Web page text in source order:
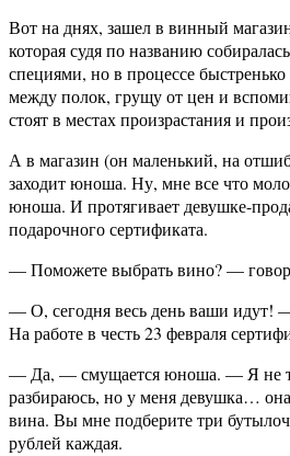
Вот на днях, зашел в винный
которая судя по названию
специями, но в процессе
между полок, грущу от цен и
стоят в местах произрастания и
А в магазин (он маленький, на
заходит юноша. Ну, мне все что
юноша. И протягивает девушке-
подарочного сертификата.
— Поможете выбрать вино? —
— О, сегодня весь день ваши идут!
На работе в честь 23 февраля
— Да, — смущается юноша. — Я не
разбираюсь, но у меня девушка…
вина. Вы мне подберите три
рублей каждая.